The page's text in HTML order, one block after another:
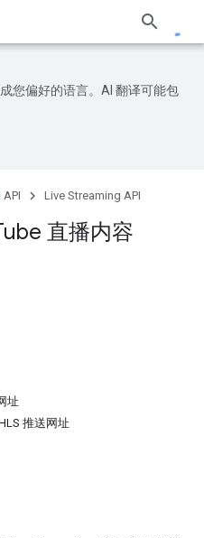
您偏好的语言。AI 翻译可能包
API Live Streaming API
直播内容
址
推送网址